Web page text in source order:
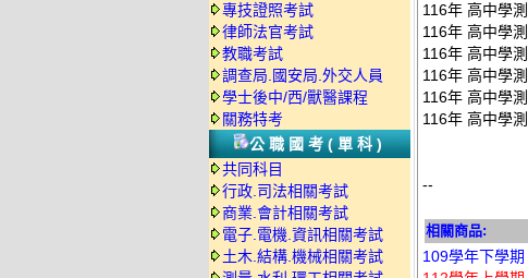
專技證照考試
律師法官考試
教職考試
調查局.國安局.外交人員
學士後中/西/獸醫課程
關務特考
公職國考(單科)
共同科目
行政.司法相關考試
商業.會計相關考試
電子.電機.資訊相關考試
土木.結構.機械相關考試
116年 高中學
116年 高中學
116年 高中學
116年 高中學
116年 高中學
116年 高中學
--
相關商品:
109學年下學